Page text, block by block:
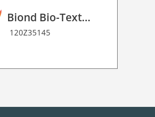
Biond Bio-Texture Decor Film 2D P HT
120Z35145